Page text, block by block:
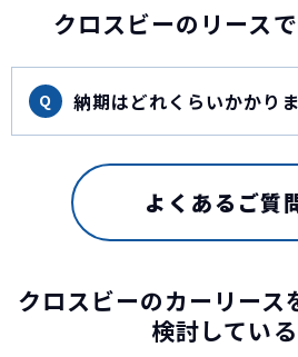
クロスビーのリース
Q 納期はどれくらいかかり
よくあるご質
クロスビーのカーリース
検討してい